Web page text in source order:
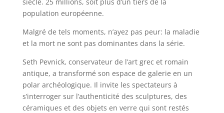
population européenne.
Malgré de tels moments, n’ayez pas peur: la maladie
et la mort ne sont pas dominantes dans la série.
Seth Pevnick, conservateur de l’art grec et romain
antique, a transformé son espace de galerie en un
polar archéologique. Il invite les spectateurs à
s’interroger sur l’authenticité des sculptures, des
céramiques et des objets en verre qui sont restés